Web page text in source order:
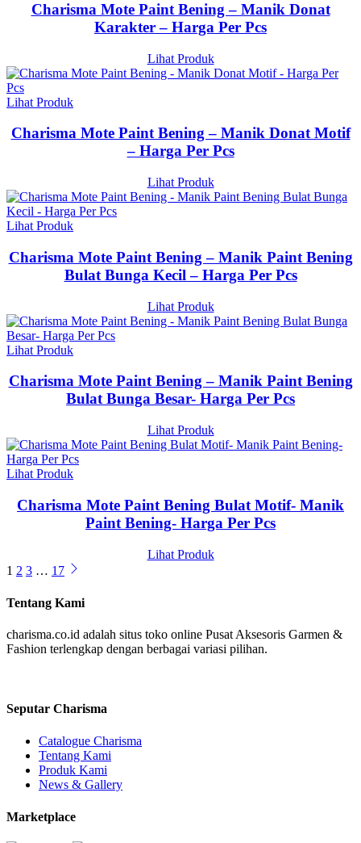
Charisma Mote Paint Bening – Manik Donat
Karakter – Harga Per Pcs
Lihat Produk
Lihat Produk
Charisma Mote Paint Bening – Manik Donat Motif
– Harga Per Pcs
Lihat Produk
Lihat Produk
Charisma Mote Paint Bening – Manik Paint Bening
Bulat Bunga Kecil – Harga Per Pcs
Lihat Produk
Lihat Produk
Charisma Mote Paint Bening – Manik Paint Bening
Bulat Bunga Besar- Harga Per Pcs
Lihat Produk
Lihat Produk
Charisma Mote Paint Bening Bulat Motif- Manik
Paint Bening- Harga Per Pcs
Lihat Produk
1 2 3 … 17
Tentang Kami
charisma.co.id adalah situs toko online Pusat Aksesoris Garmen &
Fashion terlengkap dengan berbagai variasi pilihan.
Seputar Charisma
Catalogue Charisma
Tentang Kami
Produk Kami
News & Gallery
Marketplace